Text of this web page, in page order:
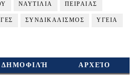
ΝΑΥΤΙΛΙΑ ΠΕΙΡΑΙΑΣ
ΣΥΝΔΙΚΑΛΙΣΜΟΣ ΥΓΕΙΑ
ΔΗΜΟΦΙΛΉ ΑΡΧΕΊΟ